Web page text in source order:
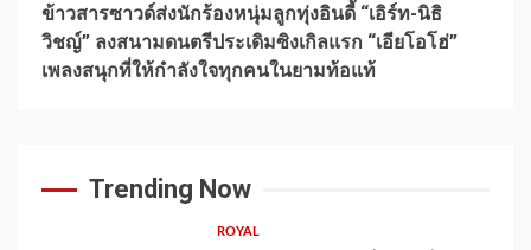
ข้าวสารซาวด์ส่งนักร้องหนุ่มลูกทุ่งอินดี้ “เอิร์ท-นิธิ
วิชญ์” ลงสนามดนตรีประเดิมซิงเกิลแรก “เอียโอโฮ่”
เพลงสนุกที่ให้กำลังใจทุกคนในยามท้อแท้
Trending Now
ROYAL